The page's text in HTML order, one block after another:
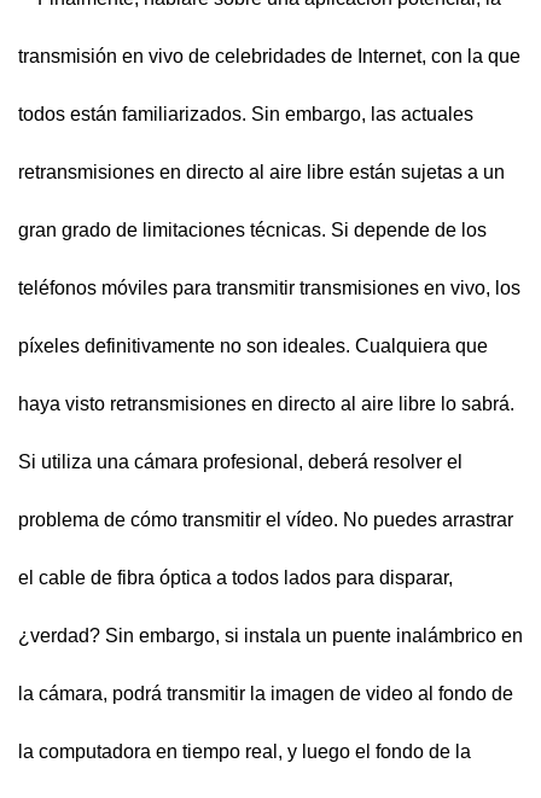
transmisión en vivo de celebridades de Internet, con la que
todos están familiarizados. Sin embargo, las actuales
retransmisiones en directo al aire libre están sujetas a un
gran grado de limitaciones técnicas. Si depende de los
teléfonos móviles para transmitir transmisiones en vivo, los
píxeles definitivamente no son ideales. Cualquiera que
haya visto retransmisiones en directo al aire libre lo sabrá.
Si utiliza una cámara profesional, deberá resolver el
problema de cómo transmitir el vídeo. No puedes arrastrar
el cable de fibra óptica a todos lados para disparar,
¿verdad? Sin embargo, si instala un puente inalámbrico en
la cámara, podrá transmitir la imagen de video al fondo de
la computadora en tiempo real, y luego el fondo de la